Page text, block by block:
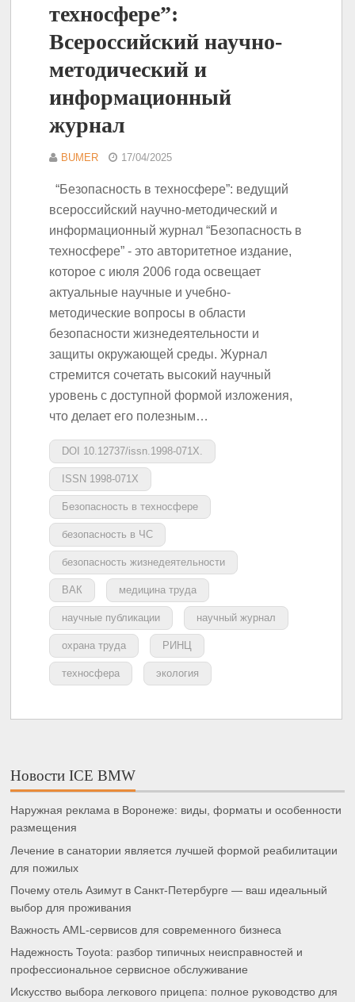
техносфере”:
Всероссийский научно-
методический и
информационный
журнал
BUMER 17/04/2025
“Безопасность в техносфере”: ведущий
всероссийский научно-методический и
информационный журнал “Безопасность в
техносфере” - это авторитетное издание,
которое с июля 2006 года освещает
актуальные научные и учебно-
методические вопросы в области
безопасности жизнедеятельности и
защиты окружающей среды. Журнал
стремится сочетать высокий научный
уровень с доступной формой изложения,
что делает его полезным…
DOI 10.12737/issn.1998-071X.
ISSN 1998-071X
Безопасность в техносфере
безопасность в ЧС
безопасность жизнедеятельности
ВАК медицина труда
научные публикации научный журнал
охрана труда РИНЦ
техносфера экология
Новости ICE BMW
Наружная реклама в Воронеже: виды, форматы и особенности
размещения
Лечение в санатории является лучшей формой реабилитации
для пожилых
Почему отель Азимут в Санкт-Петербурге — ваш идеальный
выбор для проживания
Важность AML-сервисов для современного бизнеса
Надежность Toyota: разбор типичных неисправностей и
профессиональное сервисное обслуживание
Искусство выбора легкового прицепа: полное руководство для